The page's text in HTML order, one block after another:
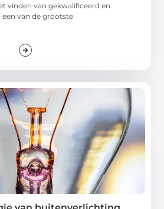
vinden van gekwalificeerd en
van de grootste